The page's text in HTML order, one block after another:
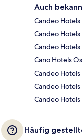
Auch
Candeo
Candeo
Candeo Hotels
Cano Hotels
Candeo
Candeo
Candeo
Häufig